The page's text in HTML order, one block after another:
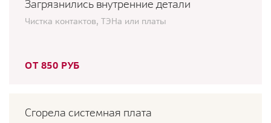
Загрязнились внутренние детали
Чистка контактов, ТЭНа или платы
ОТ 850 РУБ
Сгорела системная плата